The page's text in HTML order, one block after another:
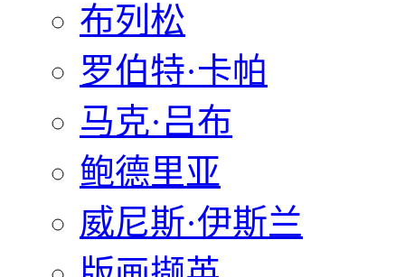
布列松
罗伯特·卡帕
马克·吕布
鲍德里亚
威尼斯·伊斯兰